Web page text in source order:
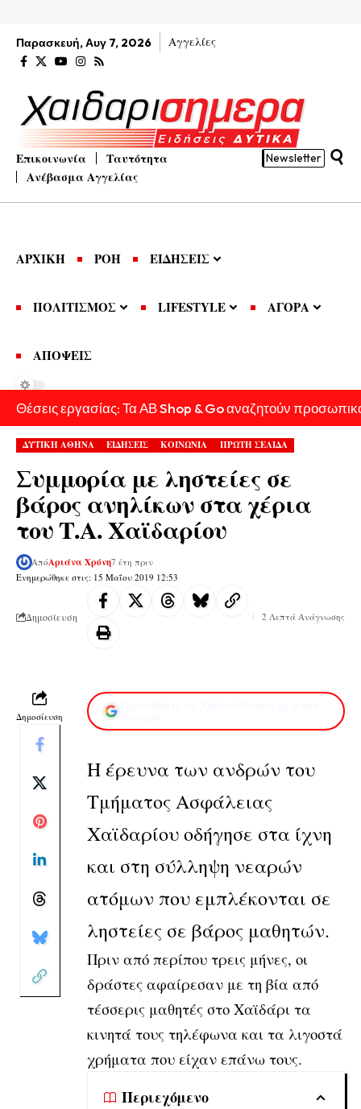
Παρασκευή, Αυγ 7, 2026 Αγγελίες
Επικοινωνία
Ταυτότητα
Ανέβασμα Αγγελίας
Newsletter
ΑΡΧΙΚΗ ΡΟΗ ΕΙΔΗΣΕΙΣ
ΠΟΛΙΤΙΣΜΟΣ LIFESTYLE ΑΓΟΡΑ
ΑΠΟΨΕΙΣ
Θέσεις εργασίας: Τα ΑΒ Shop & Go αναζητούν
ΔΥΤΙΚΗ ΑΘΗΝΑ ΕΙΔΗΣΕΙΣ ΚΟΙΝΩΝΙΑ ΠΡΩΤΗ ΣΕΛΙΔΑ
Συμμορία με ληστείες σε
βάρος ανηλίκων στα χέρια
του Τ.Α. Χαϊδαρίου
Ενημερώθηκε στις: 15 Μαΐου 2019 12:53
ΑπόΑριάνα Χρόνη7 έτη πριν
Δημοσίευση 2 Λεπτά Ανάγνωσης
Δημοσίευση
Η έρευνα των ανδρών του
Τμήματος Ασφάλειας
Χαϊδαρίου οδήγησε στα ίχνη
και στη σύλληψη νεαρών
ατόμων που εμπλέκονται σε
ληστείες σε βάρος μαθητών.
Πριν από περίπου τρεις μήνες, οι
δράστες αφαίρεσαν με τη βία από
τέσσερις μαθητές στο Χαϊδάρι τα
κινητά τους τηλέφωνα και τα λιγοστά
χρήματα που είχαν επάνω τους.
Περιεχόμενο